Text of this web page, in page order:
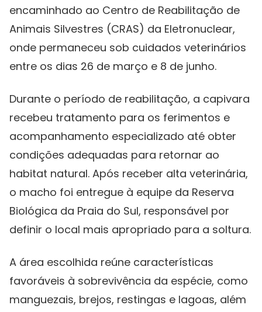
encaminhado ao Centro de Reabilitação de
Animais Silvestres (CRAS) da Eletronuclear,
onde permaneceu sob cuidados veterinários
entre os dias 26 de março e 8 de junho.
Durante o período de reabilitação, a capivara
recebeu tratamento para os ferimentos e
acompanhamento especializado até obter
condições adequadas para retornar ao
habitat natural. Após receber alta veterinária,
o macho foi entregue à equipe da Reserva
Biológica da Praia do Sul, responsável por
definir o local mais apropriado para a soltura.
A área escolhida reúne características
favoráveis à sobrevivência da espécie, como
manguezais, brejos, restingas e lagoas, além